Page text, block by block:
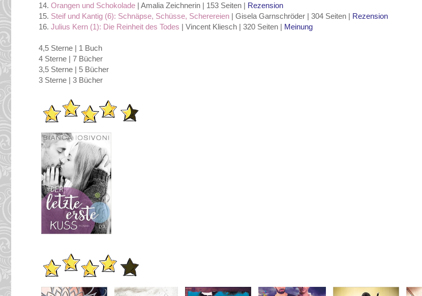
14. Orangen und Schokolade | Amalia Zeichnerin | 153 Seiten | Rezension
15. Steif und Kantig (6): Schnäpse, Schüsse, Scherereien | Gisela Garnschröder | 304 Seiten | Rezension
16. Julius Kern (1): Die Reinheit des Todes | Vincent Kliesch | 320 Seiten | Meinung
4,5 Sterne | 1 Buch
4 Sterne | 7 Bücher
3,5 Sterne | 5 Bücher
3 Sterne | 3 Bücher